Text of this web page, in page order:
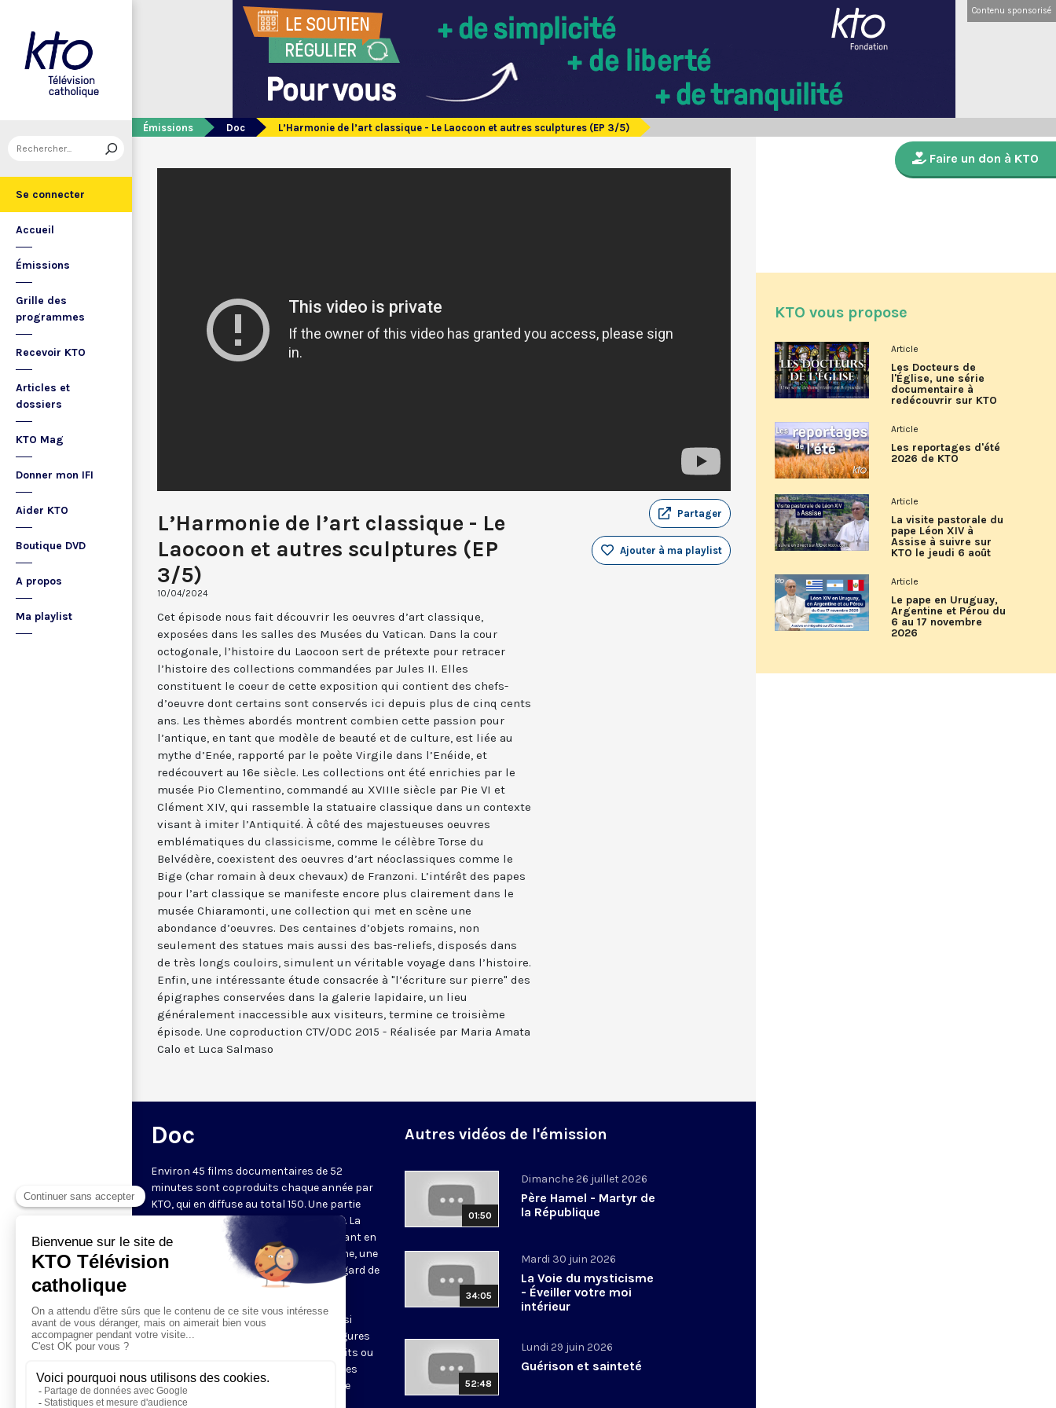
Se connecter
Accueil
Émissions
Grille des
programmes
Recevoir KTO
Articles et
dossiers
KTO Mag
Donner mon IFI
Aider KTO
Boutique DVD
A propos
Ma playlist
Contenu sponsorisé
Émissions Doc L’Harmonie de l’art classique - Le Laocoon et autres sculptures (EP 3/5)
L’Harmonie de l’art classique - Le
Laocoon et autres sculptures (EP
3/5)
10/04/2024
Partager
Ajouter à ma playlist
Cet épisode nous fait découvrir les oeuvres d’art classique,
exposées dans les salles des Musées du Vatican. Dans la cour
octogonale, l’histoire du Laocoon sert de prétexte pour retracer
l’histoire des collections commandées par Jules II. Elles
constituent le coeur de cette exposition qui contient des chefs-
d’oeuvre dont certains sont conservés ici depuis plus de cinq cents
ans. Les thèmes abordés montrent combien cette passion pour
l’antique, en tant que modèle de beauté et de culture, est liée au
mythe d’Enée, rapporté par le poète Virgile dans l’Enéide, et
redécouvert au 16e siècle. Les collections ont été enrichies par le
musée Pio Clementino, commandé au XVIIIe siècle par Pie VI et
Clément XIV, qui rassemble la statuaire classique dans un contexte
visant à imiter l’Antiquité. À côté des majestueuses oeuvres
emblématiques du classicisme, comme le célèbre Torse du
Belvédère, coexistent des oeuvres d’art néoclassiques comme le
Bige (char romain à deux chevaux) de Franzoni. L’intérêt des papes
pour l’art classique se manifeste encore plus clairement dans le
musée Chiaramonti, une collection qui met en scène une
abondance d’oeuvres. Des centaines d’objets romains, non
seulement des statues mais aussi des bas-reliefs, disposés dans
de très longs couloirs, simulent un véritable voyage dans l’histoire.
Enfin, une intéressante étude consacrée à "l’écriture sur pierre" des
épigraphes conservées dans la galerie lapidaire, un lieu
généralement inaccessible aux visiteurs, termine ce troisième
épisode. Une coproduction CTV/ODC 2015 - Réalisée par Maria Amata
Calo et Luca Salmaso
Doc
Environ 45 films documentaires de 52
minutes sont coproduits chaque année par
KTO, qui en diffuse au total 150. Une partie
d'entre eux est disponible sur Internet. La
chaîne privilégie des documents mettant en
valeur une vision chrétienne de l'homme, une
lecture des questions de société au regard de
la doctrine sociale de l'Église, une
chrétien. Les documentaires sont aussi
l'occasion de découvrir des grandes figures
du christianisme, à travers des portraits ou
des récits, et de partir à la rencontre des
communautés chrétiennes à travers le
monde. Ces films sont régulièrement
Autres vidéos de l'émission
01:50
Dimanche 26 juillet 2026
Père Hamel - Martyr de
la République
34:05
Mardi 30 juin 2026
La Voie du mysticisme
- Éveiller votre moi
intérieur
52:48
Lundi 29 juin 2026
Guérison et sainteté
Faire un don à KTO
KTO vous propose
Article
Les Docteurs de
l'Église, une série
documentaire à
redécouvrir sur KTO
Article
Les reportages d'été
2026 de KTO
Article
La visite pastorale du
pape Léon XIV à
Assise à suivre sur
KTO le jeudi 6 août
Article
Le pape en Uruguay,
Argentine et Pérou du
6 au 17 novembre
2026